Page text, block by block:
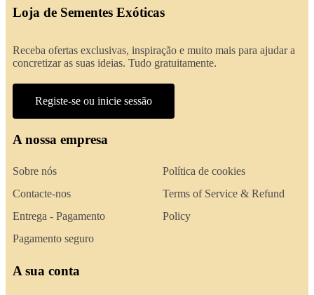
Loja de Sementes Exóticas
Receba ofertas exclusivas, inspiração e muito mais para ajudar a
concretizar as suas ideias. Tudo gratuitamente.
Registe-se ou inicie sessão
A nossa empresa
Sobre nós
Contacte-nos
Entrega - Pagamento
Pagamento seguro
Política de cookies
Terms of Service & Refund
Policy
A sua conta